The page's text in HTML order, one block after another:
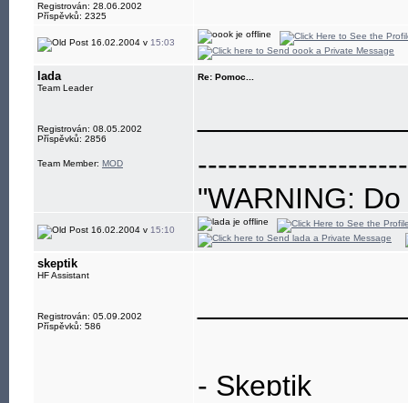
Registrován: 28.06.2002
Příspěvků: 2325
16.02.2004 v 15:03
lada
Team Leader
Registrován: 08.05.2002
Příspěvků: 2856
Team Member: MOD
Re: Pomoc...
"WARNING:
eye"
16.02.2004 v 15:10
skeptik
HF Assistant
Registrován: 05.09.2002
Příspěvků: 586
- Skeptik